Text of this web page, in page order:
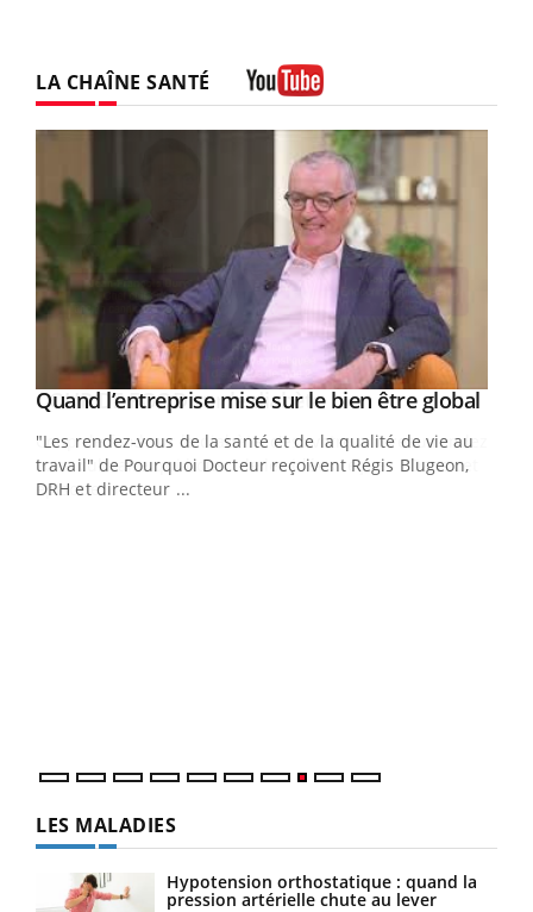
LA CHAÎNE SANTÉ
Youtube
Quand l’entreprise mise sur le bien être global
"Les rendez-vous de la santé et de la qualité de vie au
travail" de Pourquoi Docteur reçoivent Régis Blugeon,
DRH et directeur ...
LES MALADIES
Hypotension orthostatique : quand la
pression artérielle chute au lever